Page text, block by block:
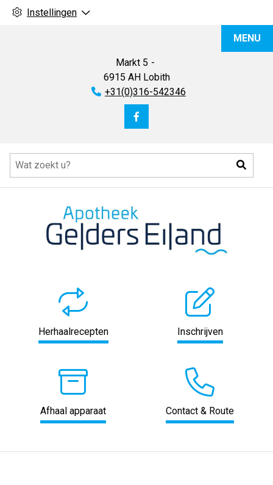
Instellingen
Markt 5
6915 AH Lobith
Tel:
+31(0)316-542346
Bezoek
facebook
MENU
Herhaalrecepten Inschrijven
Afhaal apparaat Contact & Route